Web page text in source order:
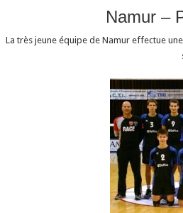
Namur –
La très jeune équipe de Namur effectue